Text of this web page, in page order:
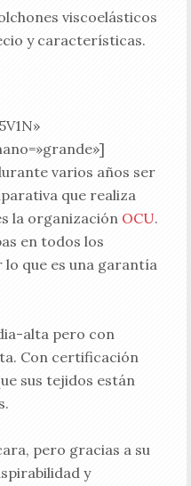
viscoelásticos
y características.
varios años ser
que realiza
la organización OCU.
en todos los
que es una garantía
alta pero con
Con certificación
sus tejidos están
pero gracias a su
y